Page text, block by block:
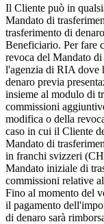
Il Cliente può in
Mandato di
trasferimento di
Beneficiario. Per fare
revoca del Mandato
l'agenzia di RIA dove
denaro previa
insieme al modulo di
commissioni
modifica o della
caso in cui il Cliente
Mandato di
in franchi svizzeri
Mandato iniziale di
commissioni relative
Fino al momento del
il pagamento
di denaro sarà